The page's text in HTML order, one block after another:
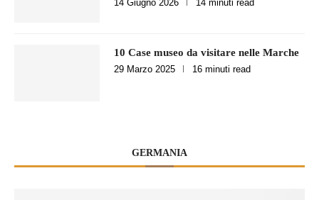
14 Giugno 2026 14 minuti read
10 Case museo da visitare nelle Marche
29 Marzo 2025 16 minuti read
GERMANIA